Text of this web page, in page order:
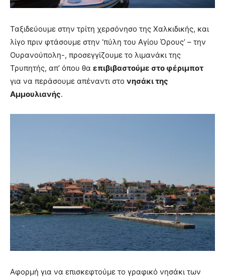
Ταξιδεύουμε στην τρίτη χερσόνησο της Χαλκιδικής, και
λίγο πριν φτάσουμε στην ‘πύλη του Αγίου Όρους’ – την
Ουρανούπολη-, προσεγγίζουμε το λιμανάκι της
Τρυπητής, απ’ όπου θα επιβιβαστούμε στο φέριμποτ
για να περάσουμε απέναντι στο νησάκι της
Αμμουλιανής.
Αφορμή για να επισκεφτούμε το γραφικό νησάκι των